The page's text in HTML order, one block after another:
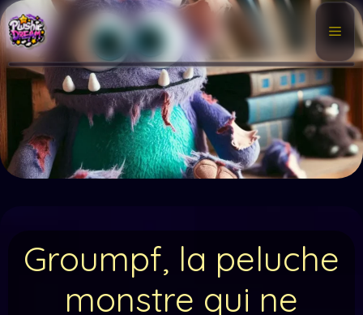
Aller
au
contenu
Groumpf, la peluche
monstre qui ne